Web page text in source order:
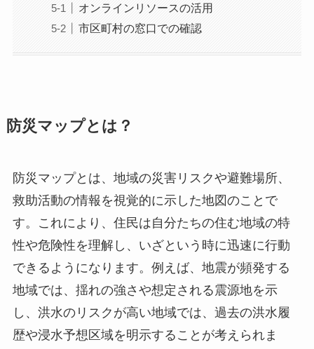
オンラインリソースの活用
市区町村の窓口での確認
防災マップとは？
防災マップとは、地域の災害リスクや避難場所、
救助活動の情報を視覚的に示した地図のことで
す。これにより、住民は自分たちの住む地域の特
性や危険性を理解し、いざという時に迅速に行動
できるようになります。例えば、地震が頻発する
地域では、揺れの強さや想定される震源地を示
し、洪水のリスクが高い地域では、過去の洪水履
歴や浸水予想区域を明示することが考えられま